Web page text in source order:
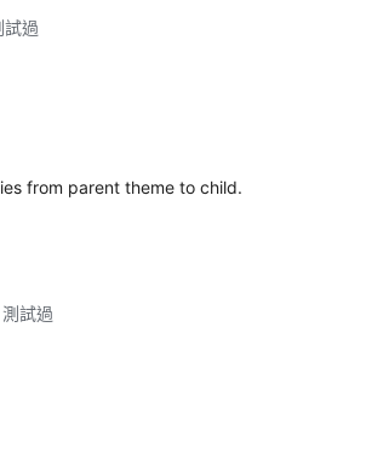
過
from parent theme to child.
試過